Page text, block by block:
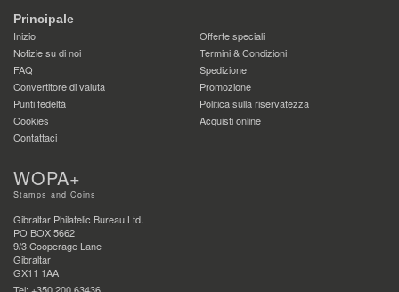
Principale
Inizio
Offerte speciali
Notizie su di noi
Termini & Condizioni
FAQ
Spedizione
Convertitore di valuta
Promozione
Punti fedeltà
Politica sulla riservatezza
Cookies
Acquisti online
Contattaci
WOPA+
Stamps and Coins
Gibraltar Philatelic Bureau Ltd.
PO BOX 5662
9/3 Cooperage Lane
Gibraltar
GX11 1AA
Tel: +350 200 63436